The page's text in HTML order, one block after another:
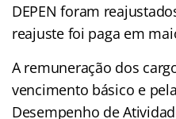
DEPEN foram
reajuste foi paga em
A remuneração dos
vencimento básico e
Desempenho de